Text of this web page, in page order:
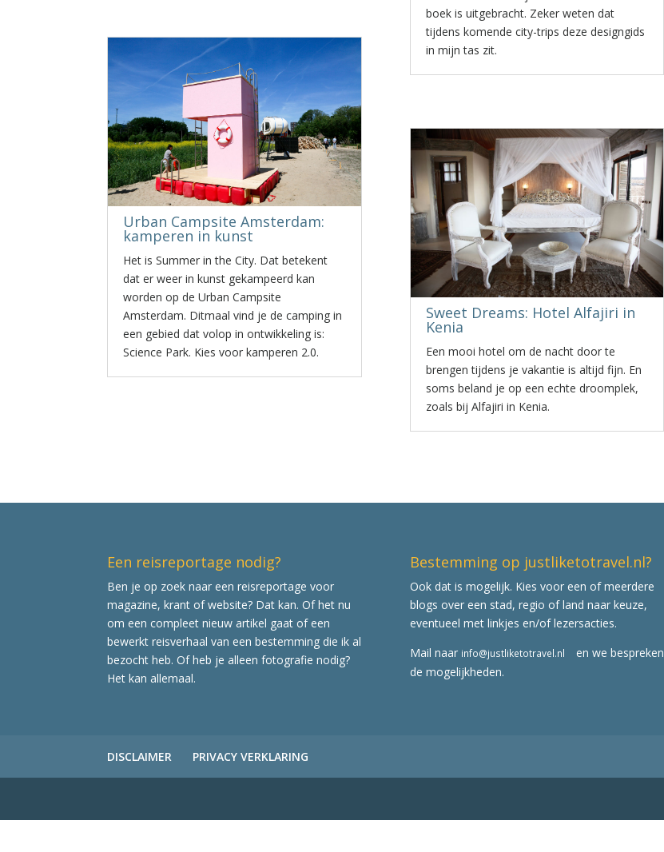
Urban Campsite Amsterdam:
kamperen in kunst
Het is Summer in the City. Dat betekent
dat er weer in kunst gekampeerd kan
worden op de Urban Campsite
Amsterdam. Ditmaal vind je de camping in
een gebied dat volop in ontwikkeling is:
Science Park. Kies voor kamperen 2.0.
boek is uitgebracht. Zeker weten dat
tijdens komende city-trips deze designgids
in mijn tas zit.
Sweet Dreams: Hotel Alfajiri in
Kenia
Een mooi hotel om de nacht door te
brengen tijdens je vakantie is altijd fijn. En
soms beland je op een echte droomplek,
zoals bij Alfajiri in Kenia.
Een reisreportage nodig?
Ben je op zoek naar een reisreportage voor
magazine, krant of website? Dat kan. Of het nu
om een compleet nieuw artikel gaat of een
bewerkt reisverhaal van een bestemming die ik al
bezocht heb. Of heb je alleen fotografie nodig?
Het kan allemaal.
Bestemming op justliketotravel.nl?
Ook dat is mogelijk. Kies voor een of meerdere
blogs over een stad, regio of land naar keuze,
eventueel met linkjes en/of lezersacties.
Mail naar info@justliketotravel.nl
en we bespreken
de mogelijkheden.
DISCLAIMER PRIVACY VERKLARING